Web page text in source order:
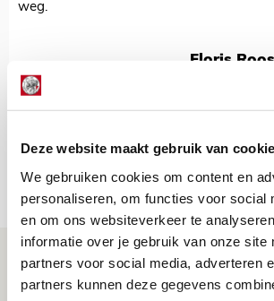
Deze website maakt gebruik van
We gebruiken cookies om content en
personaliseren, om functies voor social
en om ons websiteverkeer te
informatie over je gebruik van onze site
partners voor social media, adverteren
partners kunnen deze gegevens
weg.
Floris Roos
Net binnen //
Míchels elf: met welke
jij aan nieuw